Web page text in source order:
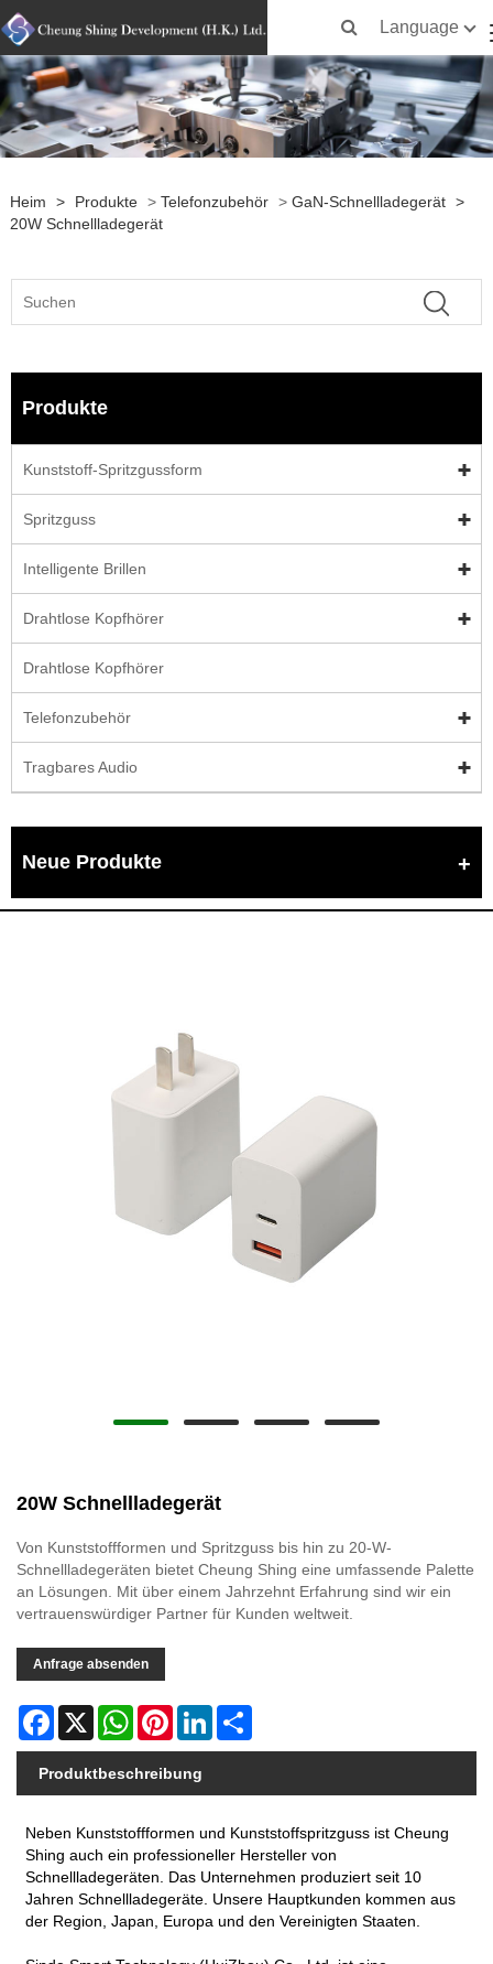
Language
Heim > Produkte > Telefonzubehör > GaN-Schnellladegerät >
20W Schnellladegerät
Produkte
Kunststoff-Spritzgussform
Spritzguss
Intelligente Brillen
Drahtlose Kopfhörer
Drahtlose Kopfhörer
Telefonzubehör
Tragbares Audio
Neue Produkte
20W Schnellladegerät
Von Kunststoffformen und Spritzguss bis hin zu 20-W-
Schnellladegeräten bietet Cheung Shing eine umfassende Palette
an Lösungen. Mit über einem Jahrzehnt Erfahrung sind wir ein
vertrauenswürdiger Partner für Kunden weltweit.
Anfrage absenden
Facebook
X WhatsAppPinterestLinkedIn
Produktbeschreibung
Neben Kunststoffformen und Kunststoffspritzguss ist Cheung
Shing auch ein professioneller Hersteller von
Schnellladegeräten. Das Unternehmen produziert seit 10
Jahren Schnellladegeräte. Unsere Hauptkunden kommen aus
der Region, Japan, Europa und den Vereinigten Staaten.